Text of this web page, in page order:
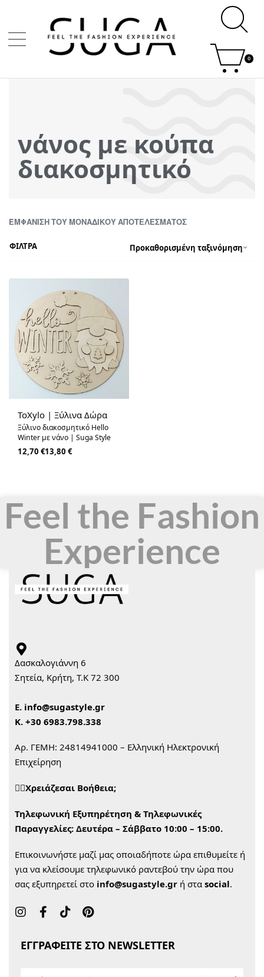
0
νάνος με κούπα
διακοσμητικό
ΕΜΦΆΝΙΣΗ ΤΟΥ ΜΟΝΑΔΙΚΟΎ ΑΠΟΤΕΛΈΣΜΑΤΟΣ
Προκαθορισμένη ταξινόμηση
ΦΙΛΤΡΑ
ToXylo | Ξύλινα Δώρα
Ξύλινο διακοσμητικό Hello
Winter με νάνο | Suga Style
12,70 €13,80€
Feel the Fashion
Experience
Δασκαλογιάννη 6
Σητεία, Κρήτη, Τ.Κ 72 300
Ε. info@sugastyle.gr
Κ. +30 6983.798.338
Αρ. ΓΕΜΗ: 24814941000 – Ελληνική Ηλεκτρονική
Επιχείρηση
🙋‍♀️Χρειάζεσαι Βοήθεια;
Τηλεφωνική Εξυπηρέτηση & Τηλεφωνικές
Παραγγελίες: Δευτέρα – Σάββατο 10:00 – 15:00.
Επικοινωνήστε μαζί μας οποιαδήποτε ώρα επιθυμείτε ή
για να κλείσουμε τηλεφωνικό ραντεβού την ώρα που
σας εξυπηρετεί στο info@sugastyle.gr ή στα social.
ΕΓΓΡΑΦΕΙΤΕ ΣΤΟ NEWSLETTER